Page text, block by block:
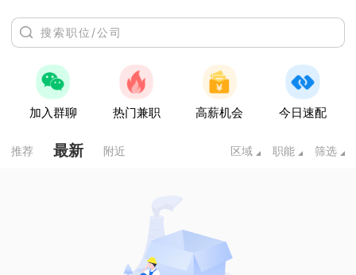
加入群聊 热门兼职 高薪机会 今日速配
推荐 最新 附近 区域 职能 筛选